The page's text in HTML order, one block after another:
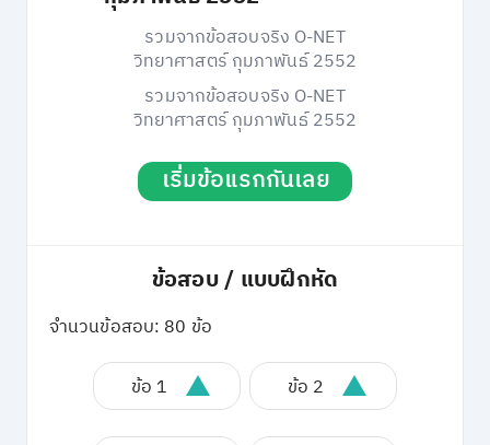
รวมจากข้อสอบจริง O-NET
วิทยาศาสตร์ กุมภาพันธ์ 2552
รวมจากข้อสอบจริง O-NET
วิทยาศาสตร์ กุมภาพันธ์ 2552
เริ่มข้อแรกกันเลย
ข้อสอบ / แบบฝึกหัด
จำนวนข้อสอบ: 80 ข้อ
ข้อ 1 ข้อ 2